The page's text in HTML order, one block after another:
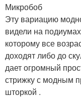
Микробоб
Эту вариацию
видели на
которому все
доходят либо до
дает огромный
стрижку с модным
шторкой .